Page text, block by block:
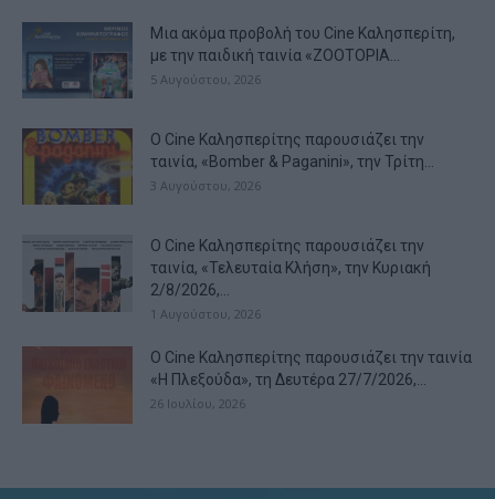
Μια ακόμα προβολή του Cine Καλησπερίτη,
με την παιδική ταινία «ZOOTOPIA...
5 Αυγούστου, 2026
Ο Cine Καλησπερίτης παρουσιάζει την
ταινία, «Bomber & Paganini», την Τρίτη...
3 Αυγούστου, 2026
Ο Cine Καλησπερίτης παρουσιάζει την
ταινία, «Τελευταία Κλήση», την Κυριακή
2/8/2026,...
1 Αυγούστου, 2026
Ο Cine Καλησπερίτης παρουσιάζει την ταινία
«Η Πλεξούδα», τη Δευτέρα 27/7/2026,...
26 Ιουλίου, 2026